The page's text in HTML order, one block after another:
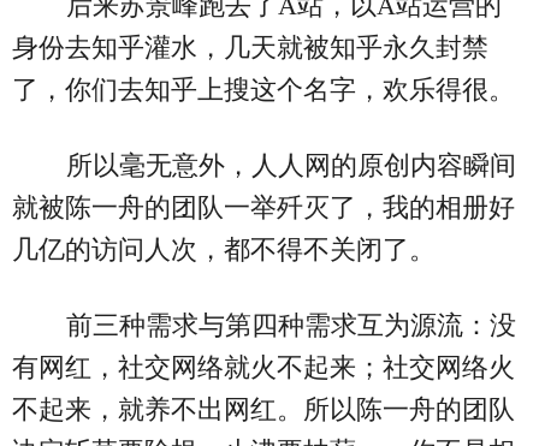
身份去知乎灌水，几天就被知乎永久封禁
了，你们去知乎上搜这个名字，欢乐得很。
所以毫无意外，人人网的原创内容瞬间
就被陈一舟的团队一举歼灭了，我的相册好
几亿的访问人次，都不得不关闭了。
前三种需求与第四种需求互为源流：没
有网红，社交网络就火不起来；社交网络火
不起来，就养不出网红。所以陈一舟的团队